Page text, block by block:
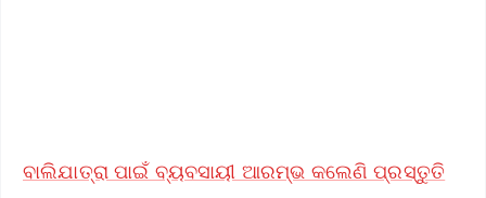
ବାଲିଯାତ୍ରା ପାଇଁ ବ୍ୟବସାୟୀ ଆରମ୍ଭ କଲେଣି ପ୍ରସ୍ତୁତି